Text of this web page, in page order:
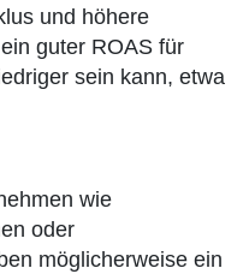
und höhere
guter ROAS für
sein kann, etwa
wie
oder
möglicherweise ein